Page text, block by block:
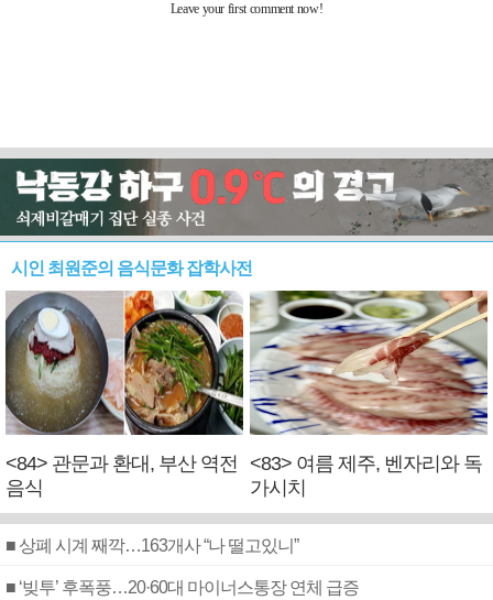
시인 최원준의 음식문화 잡학사전
<84> 관문과 환대, 부산 역전
음식
<83> 여름 제주, 벤자리와 독
가시치
■ 상폐 시계 째깍…163개사 “나 떨고있니”
■ ‘빚투’ 후폭풍…20·60대 마이너스통장 연체 급증